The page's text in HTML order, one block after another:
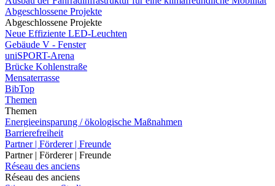
Abgeschlossene Projekte
Abgeschlossene Projekte
Neue Effiziente LED-Leuchten
Gebäude V - Fenster
uniSPORT-Arena
Brücke Kohlenstraße
Mensaterrasse
BibTop
Themen
Themen
Energieeinsparung / ökologische Maßnahmen
Barrierefreiheit
Partner | Förderer | Freunde
Partner | Förderer | Freunde
Réseau des anciens
Réseau des anciens